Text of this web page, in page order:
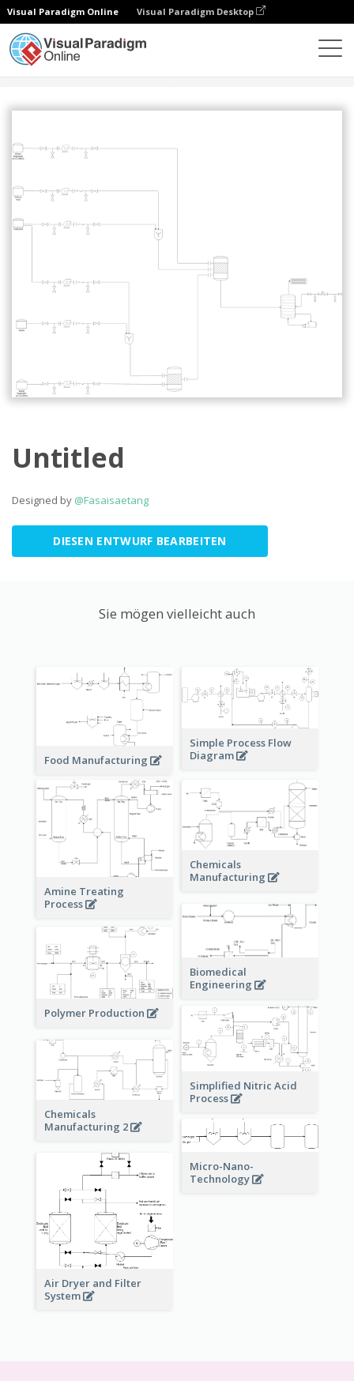
Visual Paradigm Online Visual Paradigm Desktop
Untitled
Designed by @Fasaisaetang
DIESEN ENTWURF BEARBEITEN
Sie mögen vielleicht auch
Food Manufacturing
Simple Process Flow
Diagram
Amine Treating
Process
Chemicals
Manufacturing
Biomedical
Engineering
Polymer Production
Simplified Nitric Acid
Process
Chemicals
Manufacturing 2
Micro-Nano-
Technology
Air Dryer and Filter
System